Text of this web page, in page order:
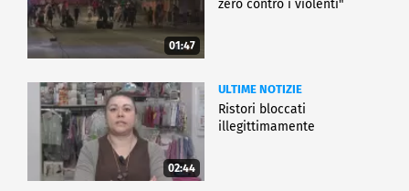
01:47
zero contro i violenti"
02:44
ULTIME NOTIZIE
Ristori bloccati
illegittimamente